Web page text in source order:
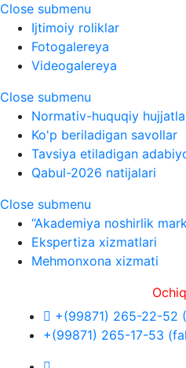
Close submenu
Ijtimoiy roliklar
Fotogalereya
Videogalereya
Close submenu
Normativ-huquqiy
Ko'p beriladigan savollar
Tavsiya etiladigan
Qabul-2026 natijalari
Close submenu
“Akademiya noshirlik
Ekspertiza xizmatlari
Mehmonxona xizmati
Ochiqlik,
+(99871) 265-22-52
+(99871) 265-17-53